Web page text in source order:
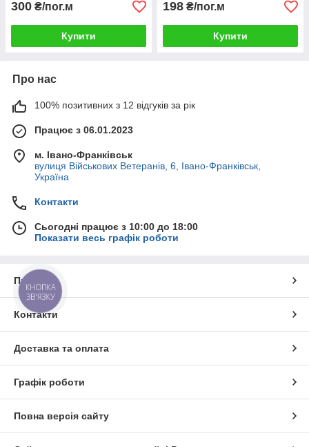
300 ₴/пог.м
Купити
198 ₴/пог.м
Купити
Про нас
100% позитивних з 12 відгуків за рік
Працює з 06.01.2023
м. Івано-Франківськ
вулиця Військових Ветеранів, 6, Івано-Франківськ,
Україна
Контакти
Сьогодні працює з 10:00 до 18:00
Показати весь графік роботи
Про нас
Контакти
Доставка та оплата
Графік роботи
Повна версія сайту
КНОПКА
ЗВ'ЯЗКУ